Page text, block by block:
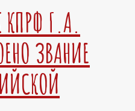
КПРФ Г.А.
ЗВАНИЕ